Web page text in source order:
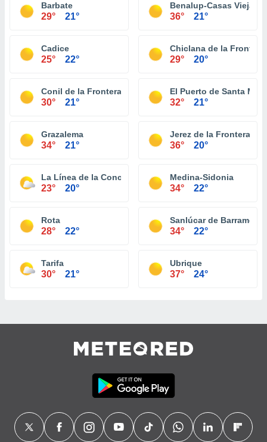
Barbate
29° 21°
Benalup-Casas Viejas
36° 21°
Cadice
25° 22°
Chiclana de la Frontera
29° 20°
Conil de la Frontera
30° 21°
El Puerto de Santa
32° 21°
Grazalema
34° 21°
Jerez de la Frontera
36° 20°
La Línea de la Concepción
23° 20°
Medina-Sidonia
34° 22°
Rota
28° 22°
Sanlúcar de Barrameda
34° 22°
Tarifa
30° 21°
Ubrique
37° 24°